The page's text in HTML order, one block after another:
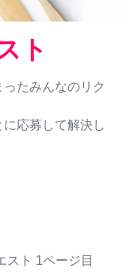
ト
たみんなのリク
応募して解決し
スト 1ページ目